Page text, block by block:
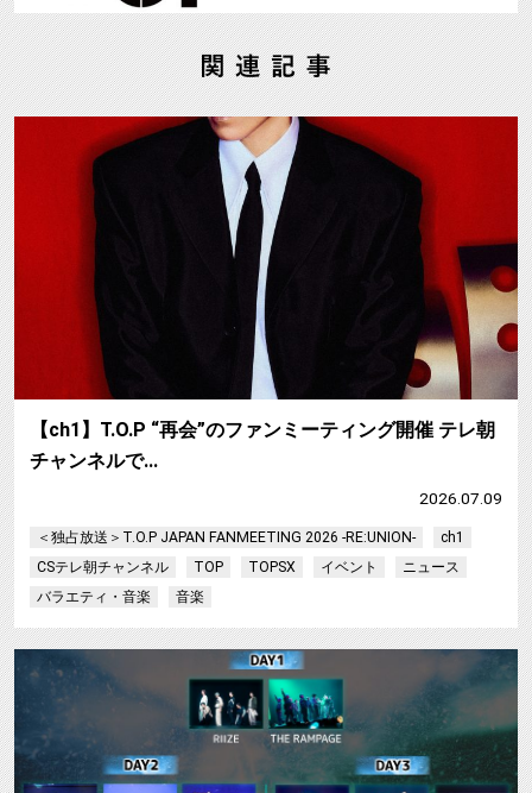
【ch1】T.O.P “再会”のファンミーティング開催 テレ朝
チャンネルで…
2026.07.09
＜独占放送＞T.O.P JAPAN FANMEETING 2026 -RE:UNION-
ch1
CSテレ朝チャンネル
TOP TOPSX イベント
ニュース
バラエティ・音楽
音楽